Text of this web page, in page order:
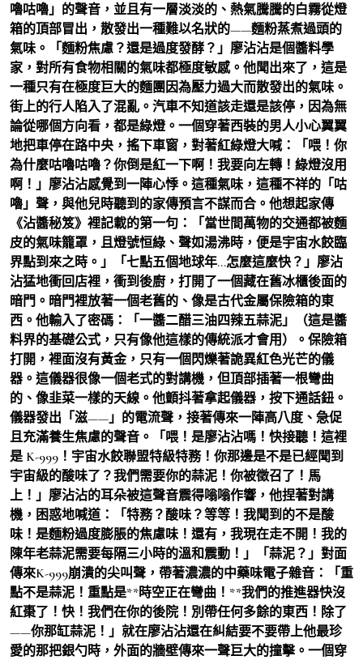
嚕咕嚕」的聲音，並且有一層淡淡的、熱氣騰騰的白霧從燈
箱的頂部冒出，散發出一種難以名狀的——麵粉蒸煮過頭的
氣味。「麵粉焦慮？還是過度發酵？」廖沾沾是個醬料學
家，對所有食物相關的氣味都極度敏感。他聞出來了，這是
一種只有在極度巨大的麵團因為壓力過大而散發出的氣味。
街上的行人陷入了混亂。汽車不知道該走還是該停，因為無
論從哪個方向看，都是綠燈。一個穿著西裝的男人小心翼翼
地把車停在路中央，搖下車窗，對著紅綠燈大喊：「喂！你
為什麼咕嚕咕嚕？你倒是紅一下啊！我要向左轉！綠燈沒用
啊！」廖沾沾感覺到一陣心悸。這種氣味，這種不祥的「咕
嚕」聲，與他兒時聽到的家傳預言不謀而合。他想起家傳
《沾醬秘笈》裡記載的第一句：「當世間萬物的交通都被麵
皮的氣味籠罩，且燈號恒綠、聲如湯沸時，便是宇宙水餃臨
界點到來之時。」「七點五個地球年…怎麼這麼快？」廖沾
沾猛地衝回店裡，衝到後廚，打開了一個藏在舊冰櫃後面的
暗門。暗門裡放著一個老舊的、像是古代金屬保險箱的東
西。他輸入了密碼：「一醬二醋三油四辣五蒜泥」（這是醬
料界的基礎公式，只有像他這樣的傳統派才會用）。保險箱
打開，裡面沒有黃金，只有一個閃爍著詭異紅色光芒的儀
器。這儀器很像一個老式的對講機，但頂部插著一根彎曲
的、像韭菜一樣的天線。他顫抖著拿起儀器，按下通話鈕。
儀器發出「滋——」的電流聲，接著傳來一陣高八度、急促
且充滿養生焦慮的聲音。「喂！是廖沾沾嗎！快接聽！這裡
是 K-999！宇宙水餃聯盟特級特務！你那邊是不是已經聞到
宇宙級的酸味了？我們需要你的蒜泥！你被徵召了！馬
上！」廖沾沾的耳朵被這聲音震得嗡嗡作響，他捏著對講
機，困惑地喊道：「特務？酸味？等等！我聞到的不是酸
味！是麵粉過度膨脹的焦慮味！還有，我現在走不開！我的
陳年老蒜泥需要每隔三小時的溫和震動！」「蒜泥？」對面
傳來K-999崩潰的尖叫聲，帶著濃濃的中藥味電子雜音：「重
點不是蒜泥！重點是**時空正在彎曲！**我們的推進器快沒
紅棗了！快！我們在你的後院！別帶任何多餘的東西！除了
——你那缸蒜泥！」就在廖沾沾還在糾結要不要帶上他最珍
愛的那把銀勺時，外面的牆壁傳來一聲巨大的撞擊。一個穿